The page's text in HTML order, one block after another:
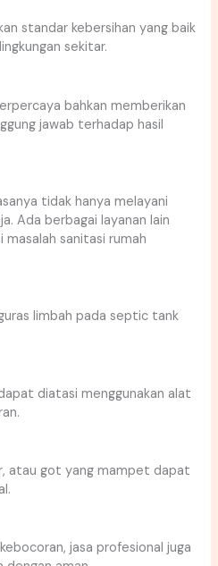
standar kebersihan yang baik
sekitar.
bahkan memberikan
jawab terhadap hasil
tidak hanya melayani
Ada berbagai layanan lain
sanitasi rumah
limbah pada septic tank
diatasi menggunakan alat
atau got yang mampet dapat
jasa profesional juga